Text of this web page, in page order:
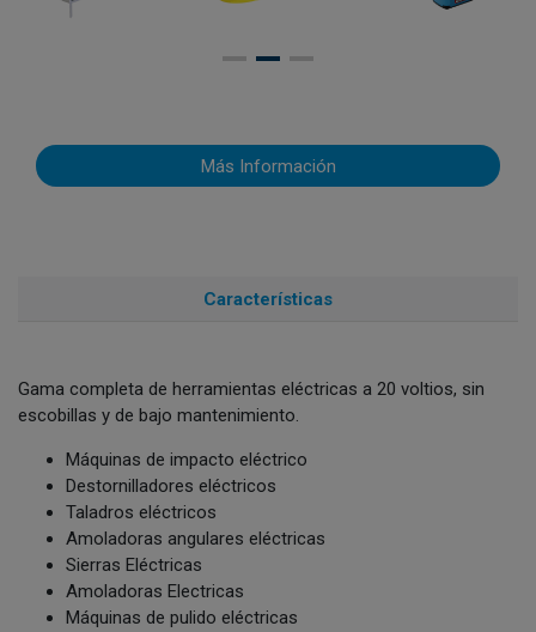
Más Información
Características
Gama completa de herramientas eléctricas a 20 voltios, sin
escobillas y de bajo mantenimiento.
Máquinas de impacto eléctrico
Destornilladores eléctricos
Taladros eléctricos
Amoladoras angulares eléctricas
Sierras Eléctricas
Amoladoras Electricas
Máquinas de pulido eléctricas